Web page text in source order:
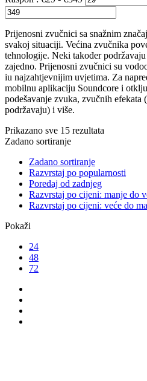
Prijenosni zvučnici sa snažnim
svakoj situaciji. Većina zvučnika
tehnologije. Neki također
zajedno. Prijenosni zvučnici su
iu najzahtjevnijim uvjetima. Za
mobilnu aplikaciju Soundcore i
podešavanje zvuka, zvučnih efekata
podržavaju) i više.
Prikazano sve 15 rezultata
Zadano sortiranje
Zadano sortiranje
Razvrstaj po popularnosti
Poredaj od zadnjeg
Razvrstaj po cijeni: manje do
Razvrstaj po cijeni: veće do
Pokaži
24
48
72